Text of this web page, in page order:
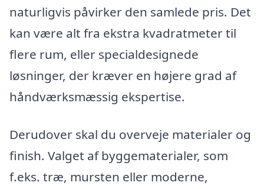
naturligvis påvirker den samlede pris. Det
kan være alt fra ekstra kvadratmeter til
flere rum, eller specialdesignede
løsninger, der kræver en højere grad af
håndværksmæssig ekspertise.
Derudover skal du overveje materialer og
finish. Valget af byggematerialer, som
f.eks. træ, mursten eller moderne,